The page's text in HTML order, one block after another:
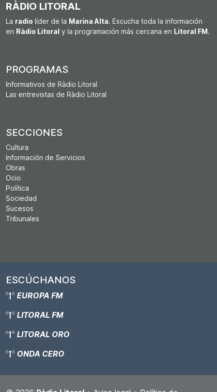
RÀDIO LITORAL
La radio líder de la Marina Alta. Escucha toda la información
en Ràdio Litoral y la programación más cercana en Litoral FM.
PROGRAMAS
Informativos de Ràdio Litoral
Las entrevistas de Ràdio Litoral
SECCIONES
Cultura
Información de Servicios
Obras
Ocio
Política
Sociedad
Sucesos
Tribunales
ESCÚCHANOS
EUROPA FM
LITORAL FM
LITORAL ORO
ONDA CERO